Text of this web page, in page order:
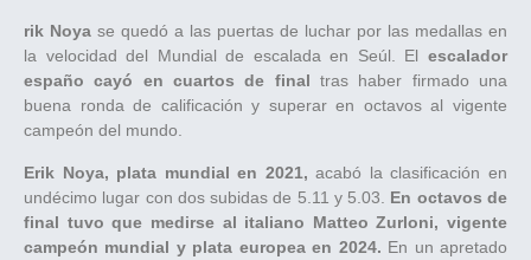
rik Noya se quedó a las puertas de luchar por las medallas en
la velocidad del Mundial de escalada en Seúl. El escalador
españo cayó en cuartos de final tras haber firmado una
buena ronda de calificación y superar en octavos al vigente
campeón del mundo.
Erik Noya, plata mundial en 2021,acabó la clasificación en
undécimo lugar con dos subidas de 5.11 y 5.03. En octavos de
final tuvo que medirse al italiano Matteo Zurloni, vigente
campeón mundial y plata europea en 2024. En un apretado